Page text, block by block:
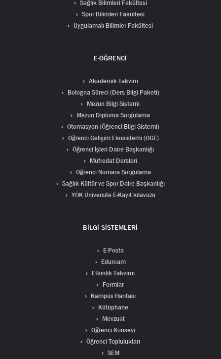
Sağlık Bilimleri Fakültesi
Spor Bilimleri Fakültesi
Uygulamalı Bilimler Fakültesi
E-ÖĞRENCİ
Akademik Takvim
Bologna Süreci (Ders Bilgi Paketi)
Mezun Bilgi Sistemi
Mezun Diploma Sorgulama
Otomasyon (Öğrenci Bilgi Sistemi)
Öğrenci Gelişim Ekosistemi (ÖGE)
Öğrenci İşleri Daire Başkanlığı
Müfredat Dersleri
Öğrenci Numara Sorgulama
Sağlık Kültür ve Spor Daire Başkanlığı
YÖK Üniversite E-Kayıt kılavuzu
BİLGİ SİSTEMLERİ
E-Posta
Eduroam
Etkinlik Takvimi
Formlar
Kampüs Haritası
Kütüphane
Mevzuat
Öğrenci Konseyi
Öğrenci Toplulukları
SEM